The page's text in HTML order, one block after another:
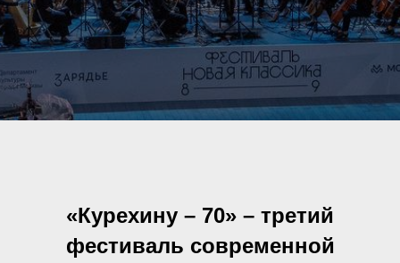
«Курехину – 70» – третий
фестиваль современной